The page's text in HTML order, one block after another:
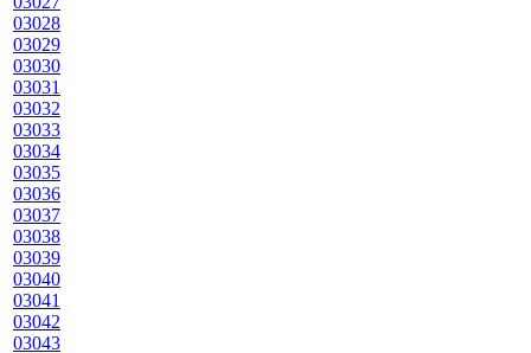
03028
03029
03030
03031
03032
03033
03034
03035
03036
03037
03038
03039
03040
03041
03042
03043